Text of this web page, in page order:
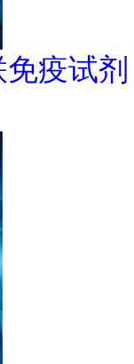
疫试剂